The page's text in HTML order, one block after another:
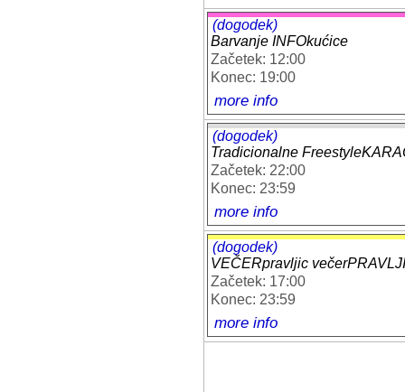
(dogodek)
Barvanje INFOkućice
Začetek: 12:00
Konec: 19:00
more info
(dogodek)
Tradicionalne
Začetek: 22:00
Konec: 23:59
more info
(dogodek)
VEČERpravljic
Začetek: 17:00
Konec: 23:59
more info